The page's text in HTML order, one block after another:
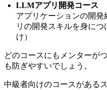
LLMアプリ開発コース
アプリケーションの開
リの開発スキルを身に
け）
どのコースにもメンターが
も防ぎやすいでしょう。
中級者向けのコースがある